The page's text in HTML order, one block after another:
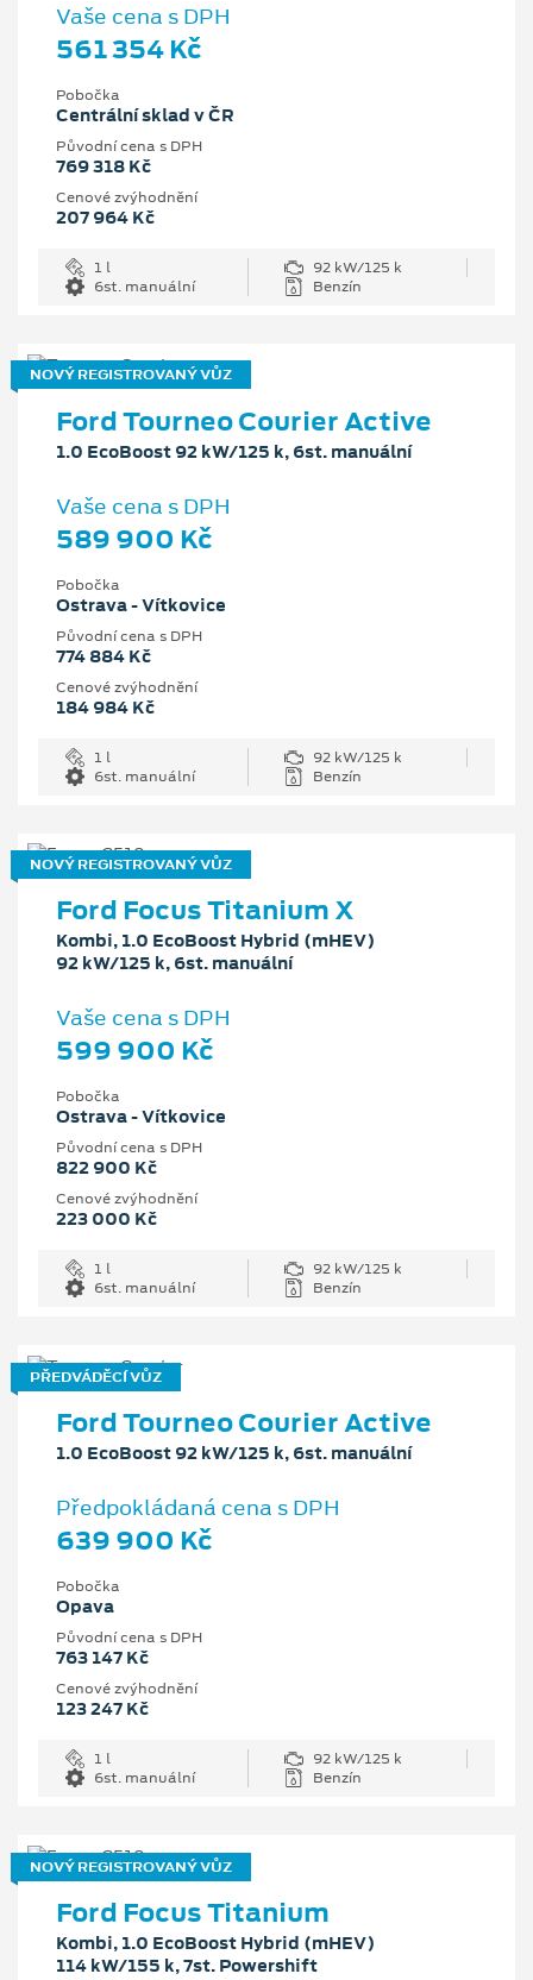
Vaše cena s DPH
561 354 Kč
Pobočka
Centrální sklad v ČR
Původní cena s DPH
769 318 Kč
Cenové zvýhodnění
207 964 Kč
1 l
92 kW/125 k
6st. manuální
Benzín
NOVÝ REGISTROVANÝ VŮZ
Ford Tourneo Courier Active
1.0 EcoBoost 92 kW/125 k, 6st. manuální
Vaše cena s DPH
589 900 Kč
Pobočka
Ostrava - Vítkovice
Původní cena s DPH
774 884 Kč
Cenové zvýhodnění
184 984 Kč
1 l
92 kW/125 k
6st. manuální
Benzín
NOVÝ REGISTROVANÝ VŮZ
Ford Focus Titanium X
Kombi, 1.0 EcoBoost Hybrid (mHEV)
92 kW/125 k, 6st. manuální
Vaše cena s DPH
599 900 Kč
Pobočka
Ostrava - Vítkovice
Původní cena s DPH
822 900 Kč
Cenové zvýhodnění
223 000 Kč
1 l
92 kW/125 k
6st. manuální
Benzín
PŘEDVÁDĚCÍ VŮZ
Ford Tourneo Courier Active
1.0 EcoBoost 92 kW/125 k, 6st. manuální
Předpokládaná cena s DPH
639 900 Kč
Pobočka
Opava
Původní cena s DPH
763 147 Kč
Cenové zvýhodnění
123 247 Kč
1 l
92 kW/125 k
6st. manuální
Benzín
NOVÝ REGISTROVANÝ VŮZ
Ford Focus Titanium
Kombi, 1.0 EcoBoost Hybrid (mHEV)
114 kW/155 k, 7st. Powershift